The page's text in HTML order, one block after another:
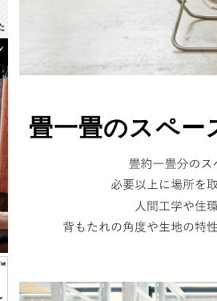
畳一畳のスペー